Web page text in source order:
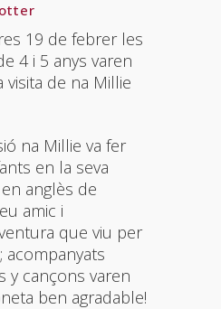
19 de febrer les
4 i 5 anys varen
visita de na Millie
na Millie va fer
en la seva
anglès de
amic i
que viu per
acompanyats
y cançons varen
ben agradable!